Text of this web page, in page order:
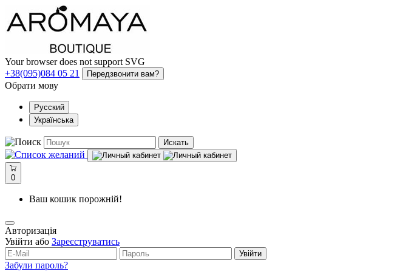
Your browser does not support SVG
+38(095)084 05 21
Передзвонити вам?
Обрати мову
Русский
Українська
Искать
0
Ваш кошик порожній!
Авторизація
Увійти або Зареєструватись
Увійти
Забули пароль?